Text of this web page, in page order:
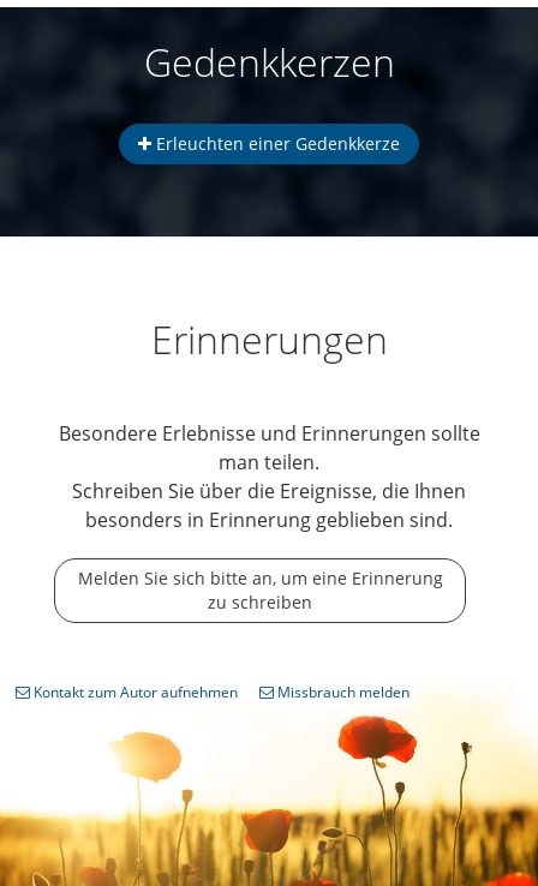
Gedenkkerzen
Erleuchten einer Gedenkkerze
Erinnerungen
Besondere Erlebnisse und Erinnerungen sollte
man teilen.
Schreiben Sie über die Ereignisse, die Ihnen
besonders in Erinnerung geblieben sind.
Melden Sie sich bitte an, um eine Erinnerung
zu schreiben
Kontakt zum Autor aufnehmen Missbrauch melden